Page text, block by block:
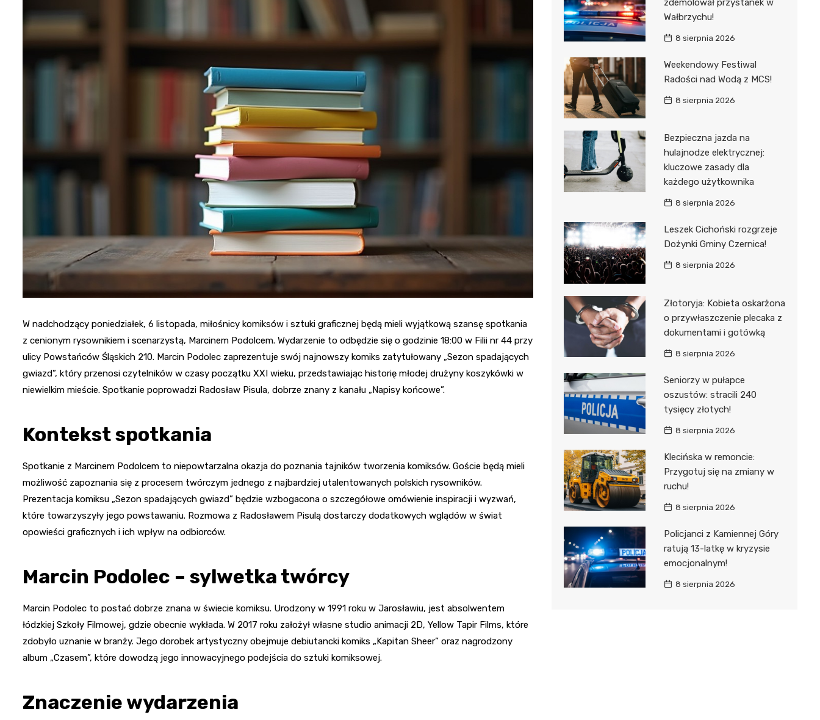
Fryzjer
Kino
W nadchodzący poniedziałek, 6 listopada, miłośnicy komiksów i sztuki graficznej będą mieli wyjątkową szansę spotkania
z cenionym rysownikiem i scenarzystą, Marcinem Podolcem. Wydarzenie to odbędzie się o godzinie 18:00 w Filii nr 44 przy
ulicy Powstańców Śląskich 210. Marcin Podolec zaprezentuje swój najnowszy komiks zatytułowany „Sezon spadających
gwiazd”, który przenosi czytelników w czasy początku XXI wieku, przedstawiając historię młodej drużyny koszykówki w
niewielkim mieście. Spotkanie poprowadzi Radosław Pisula, dobrze znany z kanału „Napisy końcowe”.
Kontekst spotkania
Spotkanie z Marcinem Podolcem to niepowtarzalna okazja do poznania tajników tworzenia komiksów. Goście będą mieli
możliwość zapoznania się z procesem twórczym jednego z najbardziej utalentowanych polskich rysowników.
Prezentacja komiksu „Sezon spadających gwiazd” będzie wzbogacona o szczegółowe omówienie inspiracji i wyzwań,
które towarzyszyły jego powstawaniu. Rozmowa z Radosławem Pisulą dostarczy dodatkowych wglądów w świat
opowieści graficznych i ich wpływ na odbiorców.
Marcin Podolec – sylwetka twórcy
Marcin Podolec to postać dobrze znana w świecie komiksu. Urodzony w 1991 roku w Jarosławiu, jest absolwentem
łódzkiej Szkoły Filmowej, gdzie obecnie wykłada. W 2017 roku założył własne studio animacji 2D, Yellow Tapir Films, które
zdobyło uznanie w branży. Jego dorobek artystyczny obejmuje debiutancki komiks „Kapitan Sheer” oraz nagrodzony
album „Czasem”, które dowodzą jego innowacyjnego podejścia do sztuki komiksowej.
Znaczenie wydarzenia
zdemolował przystanek w
Wałbrzychu!
8 sierpnia 2026
Weekendowy Festiwal
Radości nad Wodą z MCS!
8 sierpnia 2026
Bezpieczna jazda na
hulajnodze elektrycznej:
kluczowe zasady dla
każdego użytkownika
8 sierpnia 2026
Leszek Cichoński rozgrzeje
Dożynki Gminy Czernica!
8 sierpnia 2026
Złotoryja: Kobieta oskarżona
o przywłaszczenie plecaka z
dokumentami i gotówką
8 sierpnia 2026
Seniorzy w pułapce
oszustów: stracili 240
tysięcy złotych!
8 sierpnia 2026
Klecińska w remoncie:
Przygotuj się na zmiany w
ruchu!
8 sierpnia 2026
Policjanci z Kamiennej Góry
ratują 13-latkę w kryzysie
emocjonalnym!
8 sierpnia 2026